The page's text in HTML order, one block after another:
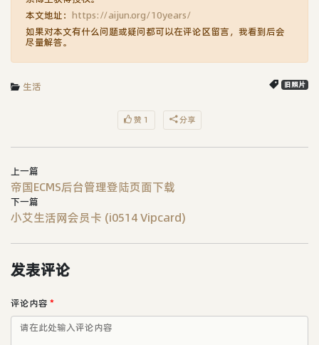
本文地址： https://aijun.org/10years/
如果对本文有什么问题或疑问都可以在评论区留言，我看到后会
尽量解答。
生活 旧照片
赞 1 分享
上一篇
帝国ECMS后台管理登陆页面下载
下一篇
小艾生活网会员卡 (i0514 Vipcard)
发表评论
评论内容 *